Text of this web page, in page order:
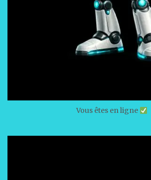
Vous êtes en ligne